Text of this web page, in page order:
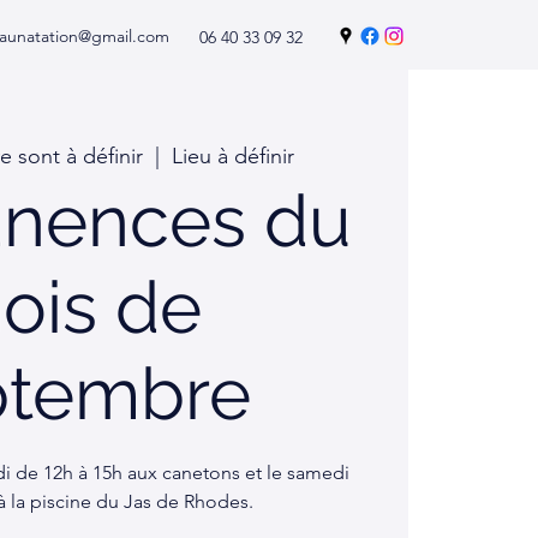
06 40 33 09 32
sont à définir Lieu à définir
du
de
de 12h à 15h aux canetons et le samedi
la piscine du Jas de Rhodes.